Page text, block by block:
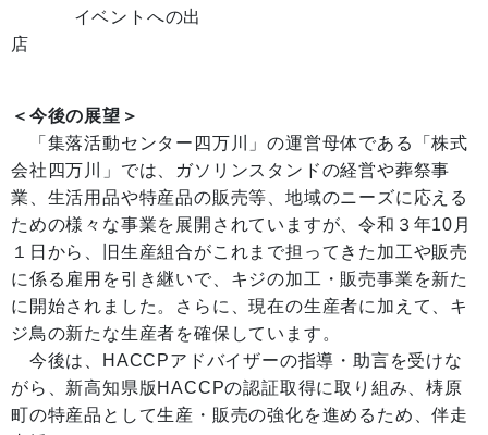
イベントへの出
＜今後の展望＞
「集落活動センター四万川」の運営母体である「株式
会社四万川」では、ガソリンスタンドの経営や葬祭事
業、生活用品や特産品の販売等、地域のニーズに応える
ための様々な事業を展開されていますが、令和３年10月
１日から、旧生産組合がこれまで担ってきた加工や販売
に係る雇用を引き継いで、キジの加工・販売事業を新た
に開始されました。さらに、現在の生産者に加えて、キ
ジ鳥の新たな生産者を確保しています。
今後は、HACCPアドバイザーの指導・助言を受けな
がら、新高知県版HACCPの認証取得に取り組み、梼原
町の特産品として生産・販売の強化を進めるため、伴走